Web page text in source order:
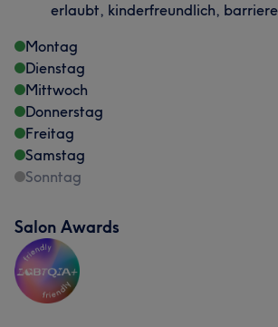
Was unsere Kunden über Rima sagen
Freundlich
Herzlich
erlaubt, kinderfreundlich,
Montag
Dienstag
Mittwoch
Donnerstag
Freitag
Samstag
Sonntag
Salon Awards